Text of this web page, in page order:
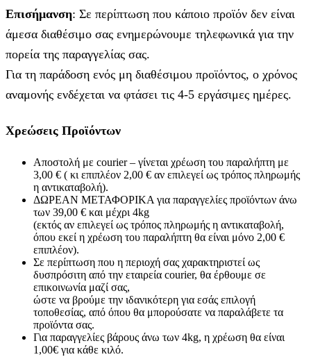
Επισήμανση: Σε περίπτωση που κάποιο προϊόν δεν είναι
άμεσα διαθέσιμο σας ενημερώνουμε τηλεφωνικά για την
πορεία της παραγγελίας σας.
Για τη παράδοση ενός μη διαθέσιμου προϊόντος, ο χρόνος
αναμονής ενδέχεται να φτάσει τις 4-5 εργάσιμες ημέρες.
Χρεώσεις Προϊόντων
Αποστολή με courier – γίνεται χρέωση του παραλήπτη με
3,00 € ( κι επιπλέον 2,00 € αν επιλεγεί ως τρόπος πληρωμής
η αντικαταβολή).
ΔΩΡΕΑΝ ΜΕΤΑΦΟΡΙΚΑ για παραγγελίες προϊόντων άνω
των 39,00 € και μέχρι 4kg
(εκτός αν επιλεγεί ως τρόπος πληρωμής η αντικαταβολή,
όπου εκεί η χρέωση του παραλήπτη θα είναι μόνο 2,00 €
επιπλέον).
Σε περίπτωση που η περιοχή σας χαρακτηριστεί ως
δυσπρόσιτη από την εταιρεία courier, θα έρθουμε σε
επικοινωνία μαζί σας,
ώστε να βρούμε την ιδανικότερη για εσάς επιλογή
τοποθεσίας, από όπου θα μπορούσατε να παραλάβετε τα
προϊόντα σας.
Για παραγγελίες βάρους άνω των 4kg, η χρέωση θα είναι
1,00€ για κάθε κιλό.